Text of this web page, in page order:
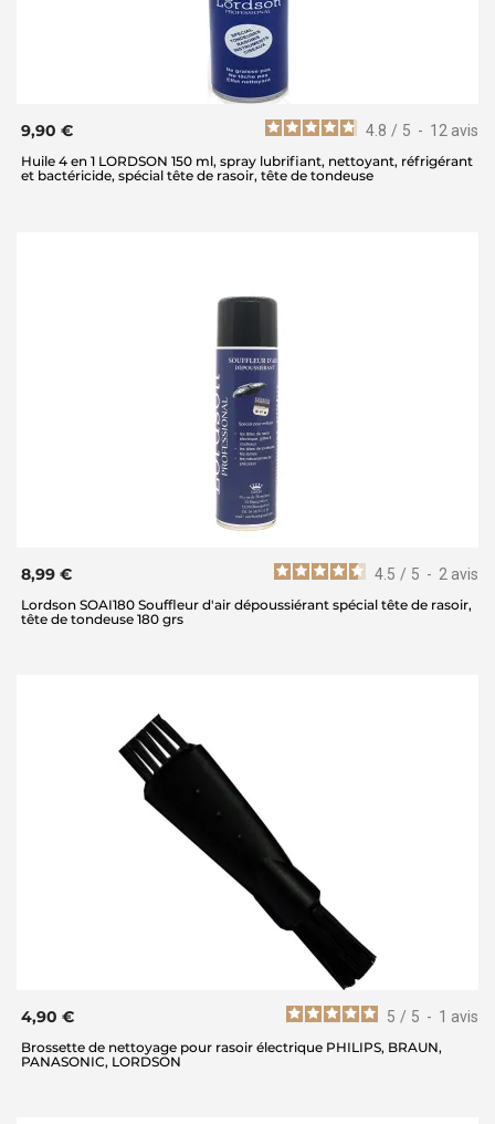
4.8 / 5 - 12 avis
9,90 €
Huile 4 en 1 LORDSON 150 ml, spray lubrifiant, nettoyant, réfrigérant
et bactéricide, spécial tête de rasoir, tête de tondeuse
4.5 / 5 - 2 avis
8,99 €
Lordson SOAI180 Souffleur d'air dépoussiérant spécial tête de rasoir,
tête de tondeuse 180 grs
5 / 5 - 1 avis
4,90 €
Brossette de nettoyage pour rasoir électrique PHILIPS, BRAUN,
PANASONIC, LORDSON